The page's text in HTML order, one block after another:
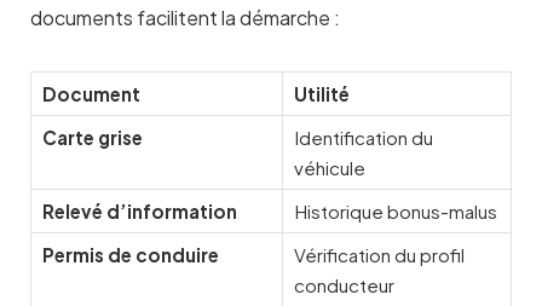
documents facilitent la démarche :
Document
Utilité
Carte grise
Identification du
véhicule
Relevé d’information
Historique bonus-malus
Permis de conduire
Vérification du profil
conducteur